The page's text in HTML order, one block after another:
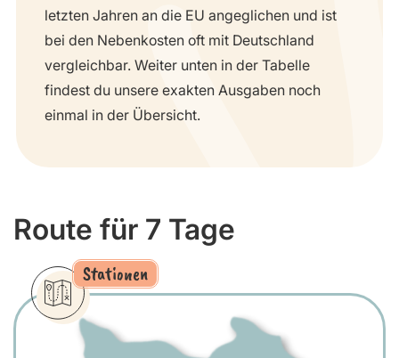
letzten Jahren an die EU angeglichen und ist
bei den Nebenkosten oft mit Deutschland
vergleichbar. Weiter unten in der Tabelle
findest du unsere exakten Ausgaben noch
einmal in der Übersicht.
Route für 7 Tage
Stationen